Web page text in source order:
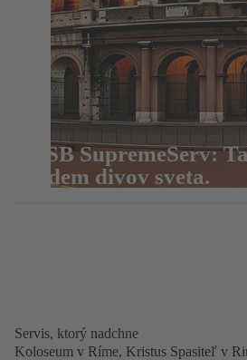
KSB SupremeServ:
sedem divov sveta.
Servis, ktorý nadchne
Koloseum v Ríme, Kristus Spasiteľ v